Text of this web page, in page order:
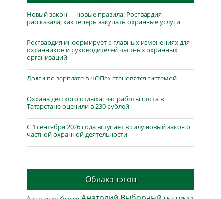
Новый закон — новые правила: Росгвардия
рассказала, как теперь закупать охранные услуги
Росгвардия информирует о главных изменениях для
охранников и руководителей частных охранных
организаций
Долги по зарплате в ЧОПах становятся системой
Охрана детского отдыха: час работы поста в
Татарстане оценили в 230 рублей
С 1 сентября 2026 года вступает в силу новый закон о
частной охранной деятельности
Облако тэгов